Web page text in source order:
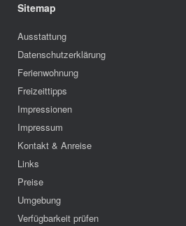
Sitemap
Ausstattung
Datenschutzerklärung
Ferienwohnung
Freizeittipps
Impressionen
Impressum
Kontakt & Anreise
Links
Preise
Umgebung
Verfügbarkeit prüfen